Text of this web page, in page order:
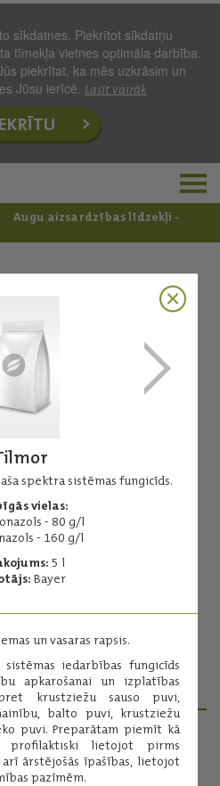
sīkdatnes. Piekrītot sīkdatņu
tīmekļa vietnes optimāla darbība.
piekrītat, ka mēs uzkrāsim un
Jūsu ierīcē. Lasīt vairāk
Augu aizsardzības līdzekļi -
spektra sistēmas fungicīds.
vielas:
- 80 g/l
- 160 g/l
5 l
Bayer
un vasaras rapsis.
iedarbības fungicīds
apkarošanai un izplatības
krustziežu sauso puvi,
balto puvi, krustziežu
puvi. Preparātam piemīt kā
profilaktiski lietojot pirms
ārstējošās īpašības, lietojot
pazīmēm.
250 SC
iedarbības fungicīds.
vielas:
- 250 g/l
5 l
vairāk
MENEDŽERI